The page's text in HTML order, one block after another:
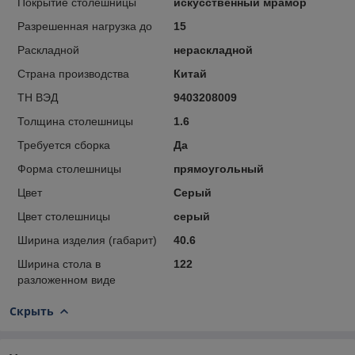
Разрешенная нагрузка до
15
Раскладной
нераскладной
Страна производства
Китай
ТН ВЭД
9403208009
Толщина столешницы
1.6
Требуется сборка
Да
Форма столешницы
прямоугольный
Цвет
Серый
Цвет столешницы
серый
Ширина изделия (габарит)
40.6
Ширина стола в
разложенном виде
122
Скрыть